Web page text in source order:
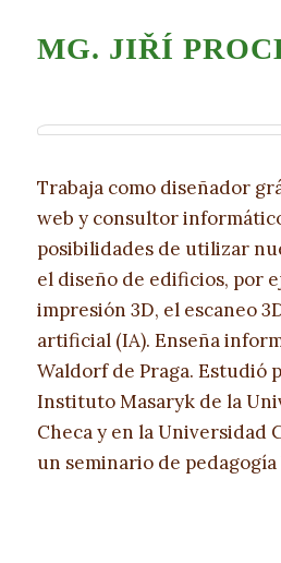
MG. JIŘÍ
Trabaja como diseñador
web y consultor
posibilidades de utilizar
el diseño de edificios, por
impresión 3D, el escaneo
artificial (IA). Enseña
Waldorf de Praga. Estudió
Instituto Masaryk de la
Checa y en la Universidad
un seminario de